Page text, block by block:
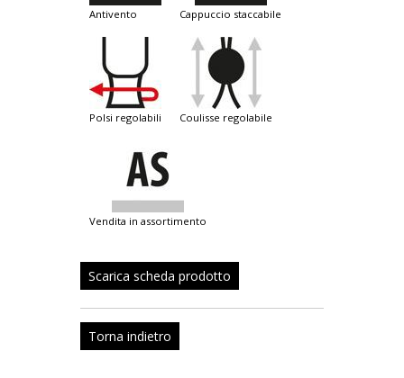
antivento cappuccio staccabile
polsi regolabili coulisse regolabile
vendita in assortimento
Scarica scheda prodotto
Torna indietro